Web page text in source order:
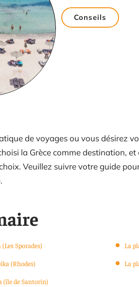
Conseils
de voyages ou vous désirez
la Grèce comme destination, et
Veuillez suivre votre guide
Sporades)
(Rhodes)
(île de Santorin)
La
La